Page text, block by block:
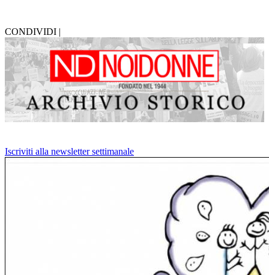
CONDIVIDI |
Iscriviti alla newsletter settimanale